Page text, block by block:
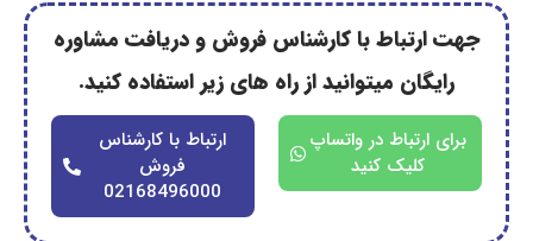
با کارشناس فروش و دریافت مشاوره
میتوانید از راه های زیر استفاده کنید.
ارتباط با کارشناس
02168496000
در واتساپ
کلیک کنید